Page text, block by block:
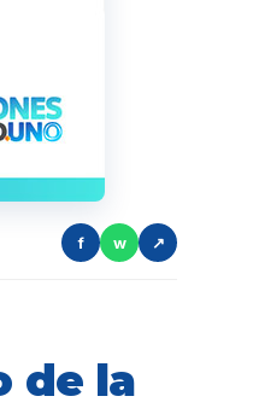
f w ↗
de la